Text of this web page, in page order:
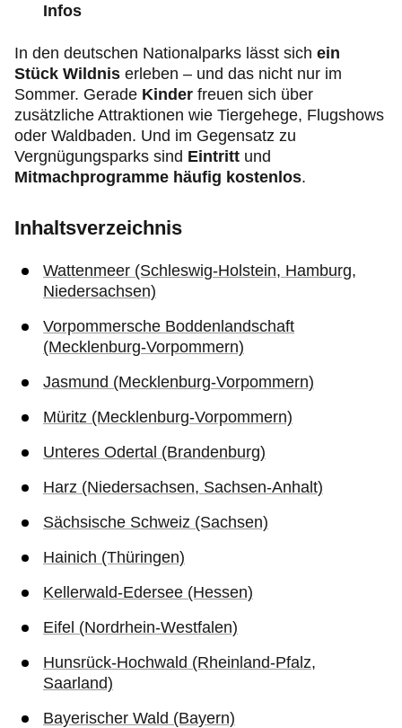
Infos
In den deutschen Nationalparks lässt sich ein
Stück Wildnis erleben – und das nicht nur im
Sommer. Gerade Kinder freuen sich über
zusätzliche Attraktionen wie Tiergehege, Flugshows
oder Waldbaden. Und im Gegensatz zu
Vergnügungsparks sind Eintritt und
Mitmachprogramme häufig kostenlos.
Inhaltsverzeichnis
Wattenmeer (Schleswig-Holstein, Hamburg,
Niedersachsen)
Vorpommersche Boddenlandschaft
(Mecklenburg-Vorpommern)
Jasmund (Mecklenburg-Vorpommern)
Müritz (Mecklenburg-Vorpommern)
Unteres Odertal (Brandenburg)
Harz (Niedersachsen, Sachsen-Anhalt)
Sächsische Schweiz (Sachsen)
Hainich (Thüringen)
Kellerwald-Edersee (Hessen)
Eifel (Nordrhein-Westfalen)
Hunsrück-Hochwald (Rheinland-Pfalz,
Saarland)
Bayerischer Wald (Bayern)